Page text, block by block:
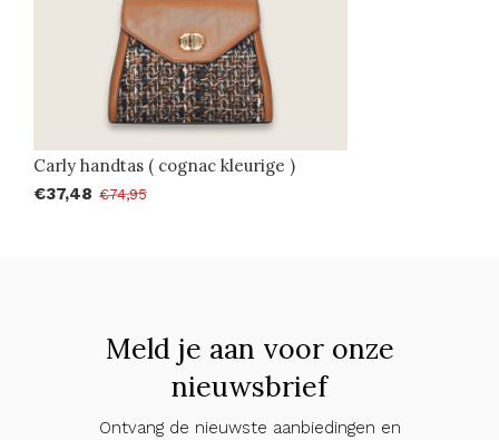
Carly handtas ( cognac kleurige )
€37,48 €74,95
Meld je aan voor onze
nieuwsbrief
Ontvang de nieuwste aanbiedingen en